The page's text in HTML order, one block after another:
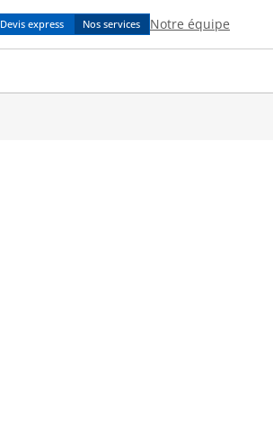
Devis express Nos services Notre équipe